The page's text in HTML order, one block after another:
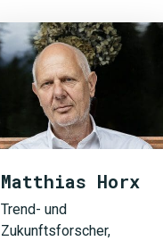
Matthias Horx
Trend- und
Zukunftsforscher,